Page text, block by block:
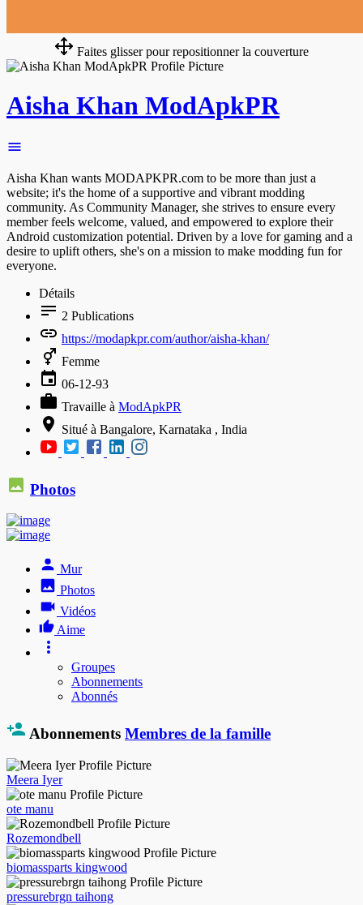
Faites glisser pour repositionner la couverture
Aisha Khan ModApkPR
Aisha Khan wants MODAPKPR.com to be more than just a
website; it's the home of a supportive and vibrant modding
community. As Community Manager, she strives to ensure every
member feels welcome, valued, and empowered to explore their
Android customization potential. Driven by a love for gaming and a
desire to uplift others, she's on a mission to make modding fun for
everyone.
Détails
2 Publications
https://modapkpr.com/author/aisha-khan/
Femme
06-12-93
Travaille à ModApkPR
Situé à Bangalore, Karnataka , India
Photos
Mur
Photos
Vidéos
Aime
Groupes
Abonnements
Abonnés
Abonnements Membres de la famille
Meera Iyer
ote manu
Rozemondbell
biomassparts kingwood
pressurebrgn taihong